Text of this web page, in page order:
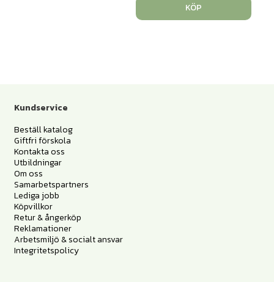
KÖP
Kundservice
Beställ katalog
Giftfri förskola
Kontakta oss
Utbildningar
Om oss
Samarbetspartners
Lediga jobb
Köpvillkor
Retur & ångerköp
Reklamationer
Arbetsmiljö & socialt ansvar
Integritetspolicy